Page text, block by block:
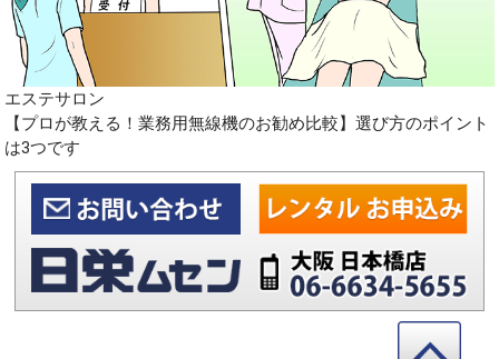
エステサロン
【プロが教える！業務用無線機のお勧め比較】選び方のポイント
は3つです